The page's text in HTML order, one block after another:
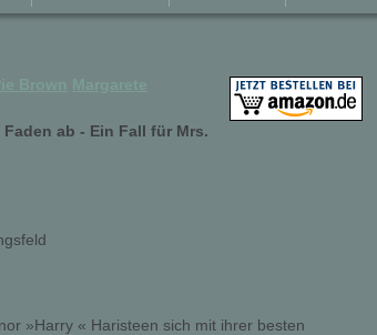
ab - Ein Fall für Mrs.
»Harry « Haristeen sich mit ihrer besten